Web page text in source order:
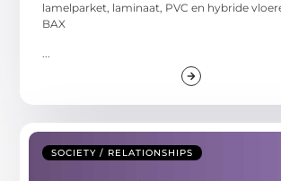
lamelparket, laminaat, PVC en hybride
BAX
SOCIETY / RELATIONSHIPS